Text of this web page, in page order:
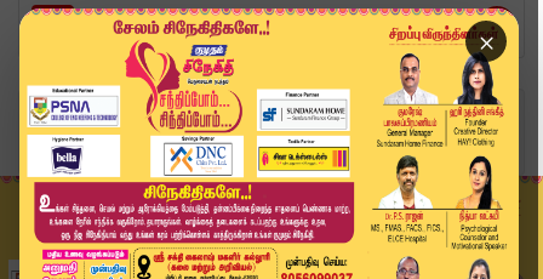
×
Home
தமிழ்நாடு
நம்பிக்கை வாக்கெடுப்பில் வெற்றி: சட்டமன்றத்தில்...